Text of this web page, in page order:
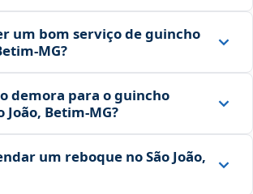
um bom serviço de guincho
demora para o guincho
João, Betim‑MG?
um reboque no São João,